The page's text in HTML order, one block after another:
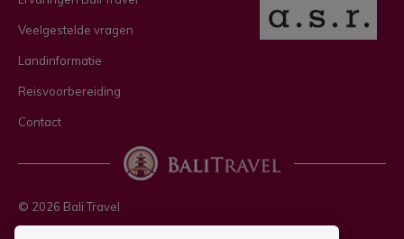
Veelgestelde vragen
Landinformatie
Reisvoorbereiding
Contact
© 2026 Bali Travel